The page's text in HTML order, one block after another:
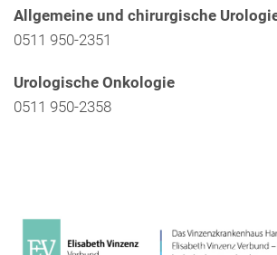
Allgemeine und chirurgische
0511 950-2351
Urologische Onkologie
0511 950-2358